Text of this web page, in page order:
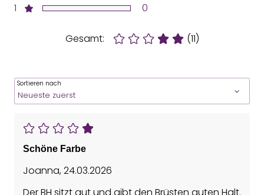
1
0
Gesamt: (11)
Sortieren nach
Schöne Farbe
Joanna,24.03.2026